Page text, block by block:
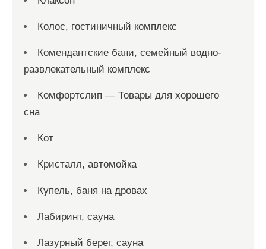
Колос, гостиничный комплекс
Комендантские бани, семейный водно-
развлекательный комплекс
Комфортслип — Товары для хорошего
сна
Кот
Кристалл, автомойка
Купель, баня на дровах
Лабиринт, сауна
Лазурный берег, сауна